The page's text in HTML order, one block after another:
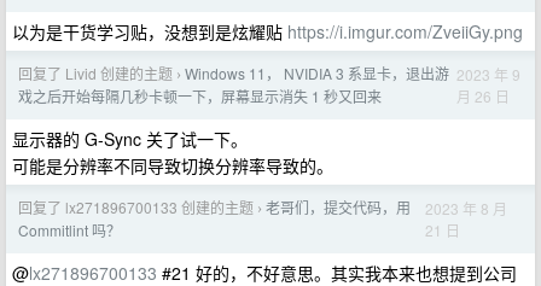
以为是干货学习贴，没想到是炫耀贴 https://i.imgur.com/ZveiiGy.png
回复了 Livid 创建的主题 › Windows 11， NVIDIA 3 系显卡，退出游
戏之后开始每隔几秒卡顿一下，屏幕显示消失 1 秒又回来
2023 年 9
月 26 日
显示器的 G-Sync 关了试一下。
可能是分辨率不同导致切换分辨率导致的。
回复了 lx271896700133 创建的主题 › 老哥们，提交代码，用
Commitlint 吗？
2023 年 8 月
21 日
@lx271896700133 #21 好的，不好意思。其实我本来也想提到公司